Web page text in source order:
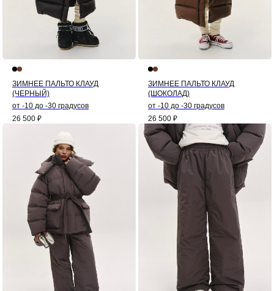
ЗИМНЕЕ ПАЛЬТО КЛАУД
(ЧЕРНЫЙ)
от -10 до -30 градусов
26 500 ₽
ЗИМНЕЕ ПАЛЬТО КЛАУД
(ШОКОЛАД)
от -10 до -30 градусов
26 500 ₽